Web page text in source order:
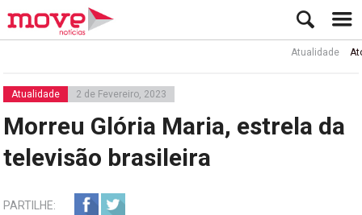
Atualidade Ator Rui
Atualidade 2 de Fevereiro, 2023
Morreu Glória Maria, estrela da
televisão brasileira
PARTILHE: